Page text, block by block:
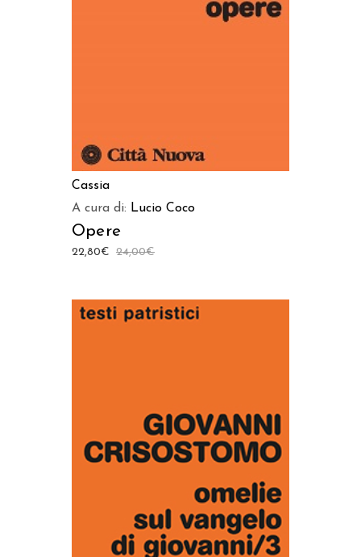
AGGIUNGI AL CARRELLO
Cassia
A cura di: Lucio Coco
Opere
24,00€
22,80€
AGGIUNGI AL CARRELLO